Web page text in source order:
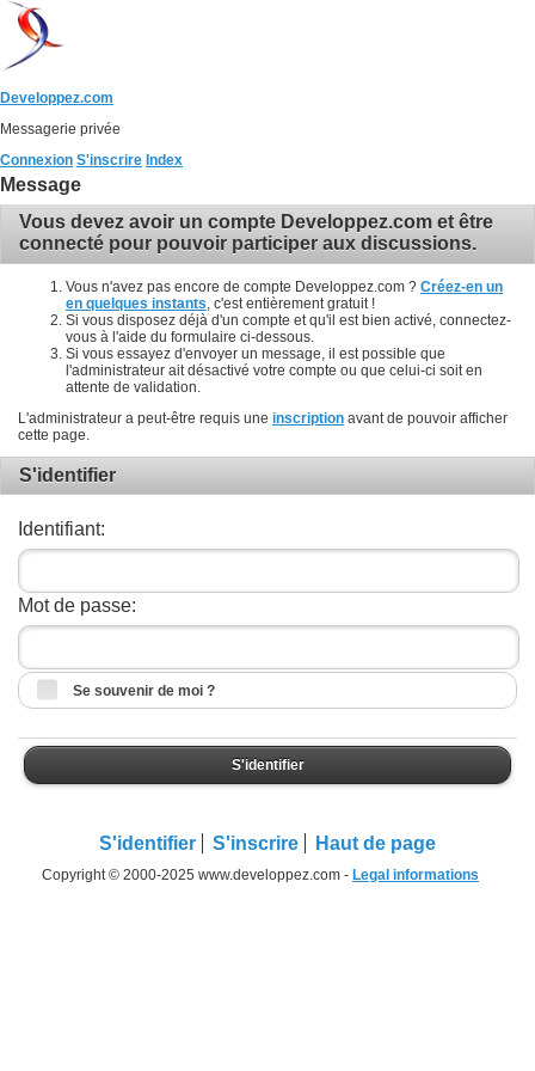
Developpez.com
Messagerie privée
Connexion S'inscrire Index
Message
Vous devez avoir un compte Developpez.com et être
connecté pour pouvoir participer aux discussions.
Vous n'avez pas encore de compte Developpez.com ? Créez-en un
en quelques instants , c'est entièrement gratuit !
Si vous disposez déjà d'un compte et qu'il est bien activé, connectez-
vous à l'aide du formulaire ci-dessous.
Si vous essayez d'envoyer un message, il est possible que
l'administrateur ait désactivé votre compte ou que celui-ci soit en
attente de validation.
L'administrateur a peut-être requis une inscription avant de pouvoir afficher
cette page.
S'identifier
Identifiant:
Mot de passe:
Se souvenir de moi ?
S'identifier
S'identifier S'inscrire Haut de page
Copyright © 2000-2025 www.developpez.com - Legal informations